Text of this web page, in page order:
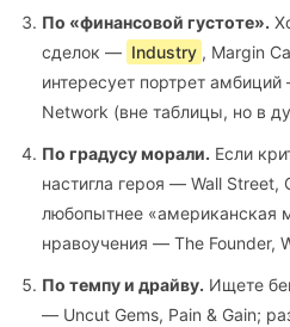
По «финансовой густоте».
сделок — Industry , Margin
интересует портрет
Network (вне таблицы, но в
По градусу морали. Если
настигла героя — Wall Street,
любопытнее «американская
нравоучения — The Founder,
По темпу и драйву. Ищете
— Uncut Gems, Pain & Gain;